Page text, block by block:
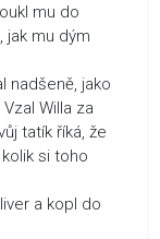
mu do
jak mu dým
nadšeně, jako
Willa za
tatík říká, že
si toho
a kopl do